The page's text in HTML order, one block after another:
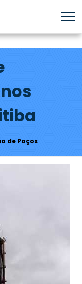
de Poços